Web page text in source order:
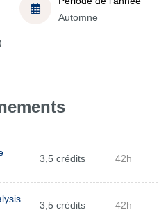
Automne
3,5 crédits 42h
3,5 crédits 42h